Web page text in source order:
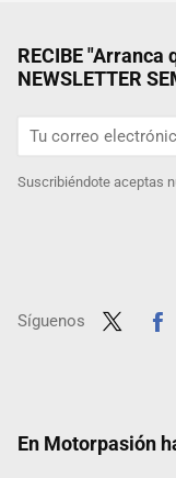
RECIBE "Arranca
NEWSLETTER
Suscribiéndote aceptas
Síguenos
En Motorpasión